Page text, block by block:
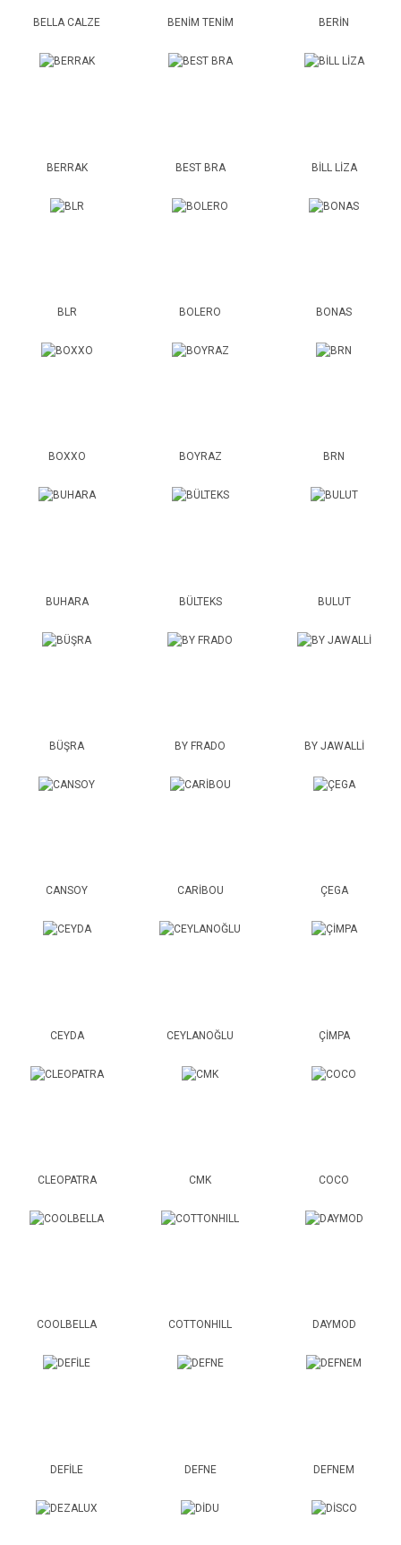
BELLA CALZE BENİM TENİM BERİN
BERRAK BEST BRA BİLL LİZA
BLR BOLERO BONAS
BOXXO BOYRAZ BRN
BUHARA BÜLTEKS BULUT
BÜŞRA BY FRADO BY JAWALLİ
CANSOY CARİBOU ÇEGA
CEYDA CEYLANOĞLU ÇİMPA
CLEOPATRA CMK COCO
COOLBELLA COTTONHILL DAYMOD
DEFİLE DEFNE DEFNEM